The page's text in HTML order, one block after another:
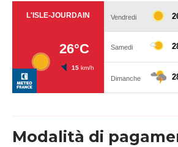
Modalità di